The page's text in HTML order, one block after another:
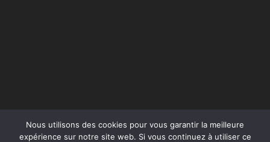
Nous utilisons des cookies pour vous garantir la meilleure
expérience sur notre site web. Si vous continuez à utiliser ce